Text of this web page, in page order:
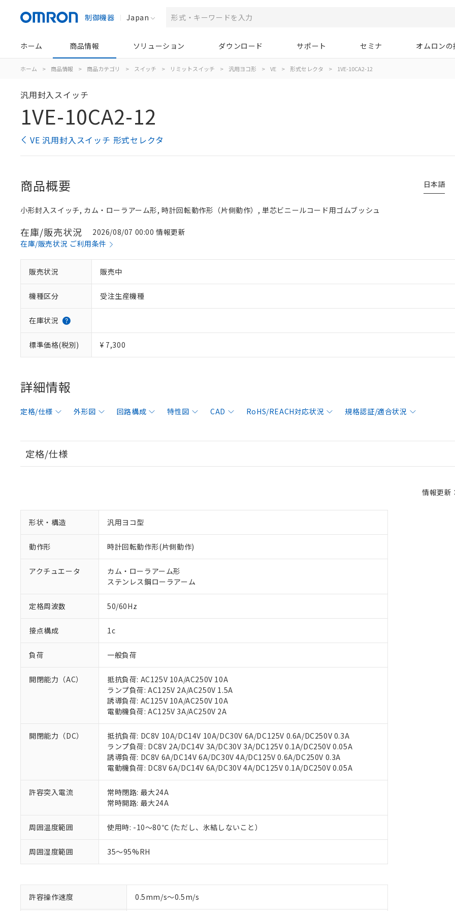
制御機器 Japan
ホーム 商品情報 ソリューション ダウンロード サポート セミナ オムロン
ホーム > 商品情報 > 商品カテゴリ > スイッチ > リミットスイッチ > 汎用ヨコ形 > VE > 形式セレクタ > 1VE-10CA2-12
汎用封入スイッチ
1VE-10CA2-12
VE 汎用封入スイッチ 形式セレクタ
日本語
商品概要
小形封入スイッチ, カム・ローラアーム形, 時計回転動作形（片側動作）, 単芯ビニールコード用ゴムブッシュ
在庫/販売状況
2026/08/07 00:00 情報更新
在庫/販売状況 ご利用条件
販売状況 販売中
機種区分 受注生産機種
在庫状況
標準価格(税別) ¥ 7,300
詳細情報
定格/仕様 外形図 回路構成 特性図 CAD RoHS/REACH対応状況 規格認証/適合状況
定格/仕様
情報更
形状・構造 汎用ヨコ型
動作形 時計回転動作形(片側動作)
アクチュエータ
カム・ローラアーム形
ステンレス鋼ローラアーム
定格周波数 50/60Hz
接点構成 1c
負荷 一般負荷
開閉能力（AC）
抵抗負荷: AC125V 10A/AC250V 10A
ランプ負荷: AC125V 2A/AC250V 1.5A
誘導負荷: AC125V 10A/AC250V 10A
電動機負荷: AC125V 3A/AC250V 2A
開閉能力（DC）
抵抗負荷: DC8V 10A/DC14V 10A/DC30V 6A/DC125V 0.6A/DC250V 0.3A
ランプ負荷: DC8V 2A/DC14V 3A/DC30V 3A/DC125V 0.1A/DC250V 0.05A
誘導負荷: DC8V 6A/DC14V 6A/DC30V 4A/DC125V 0.6A/DC250V 0.3A
電動機負荷: DC8V 6A/DC14V 6A/DC30V 4A/DC125V 0.1A/DC250V 0.05A
許容突入電流
常時閉路: 最大24A
常時開路: 最大24A
周囲温度範囲 使用時: -10～80℃ (ただし、氷結しないこと）
周囲湿度範囲 35～95%RH
許容操作速度 0.5mm/s～0.5m/s
ご利用条件
以下の条件をお読みいただき、同意のうえご利用ください。
くものです。
当社制御機器事業取扱商品の中には、本サービスの対象外となる商品もあることを
※1 対応状況
対応予定：EU RoHS指令（10物質）の非含有に対応した製品に切り替える予定のある商
対応予定なし：EU RoHS指令（10物質）の非含有に非対応の商品で、対応品を出す予定
調査・確認中：EU RoHS指令（10物質）の非含有の対応状況を調査中または確認中の商
非該当品：ライセンス料など無形物で、有害物質有無と関係のない商品です。
六価クロム(Cr(Ⅵ)) 1000ppm以下、ポリ臭化ビフェニル類(PBB) 1000ppm以下、ポリ臭化ジフェニルエーテル類
「○」：最大均質材料含有率が中国RoHSの基準値以下であることを示します。
当社は、これら貴社製品のうち、外国為替および外国貿易法に定める商品（以下｢
う）を輸出または国外への提供する場合は、日本国政府の輸出許可(または役務取
などの必要な手続きをとります。
記
号
説明